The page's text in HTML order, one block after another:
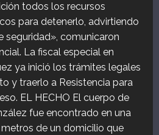
todos los recursos
para detenerlo, advirtiendo
seguridad», comunicaron
La fiscal especial en
ya inició los trámites legales
y traerlo a Resistencia para
EL HECHO El cuerpo de
fue encontrado en una
de un domicilio que